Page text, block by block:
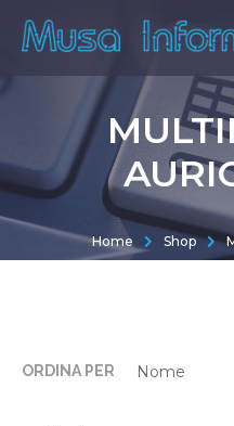
Home Shop
ORDINA PER